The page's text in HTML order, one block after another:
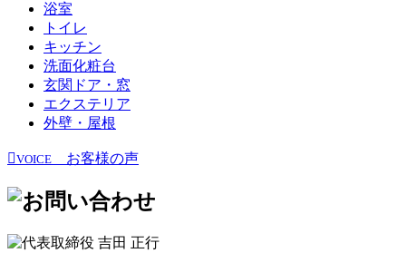
浴室
トイレ
キッチン
洗面化粧台
玄関ドア・窓
エクステリア
外壁・屋根
VOICE お客様の声